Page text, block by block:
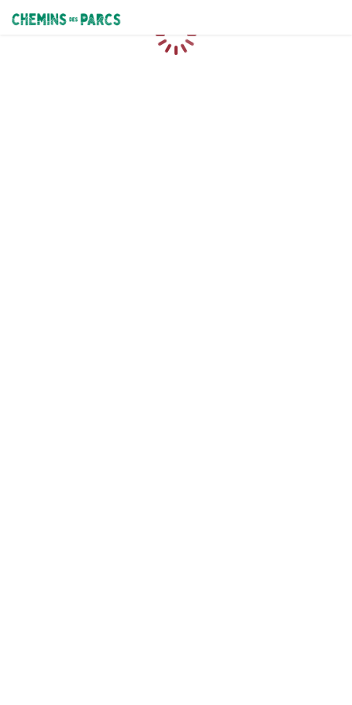
Chemins des Parcs
Chargement